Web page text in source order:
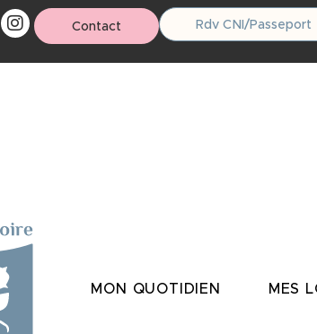
Contact Rdv CNI/Passeport
MON QUOTIDIEN MES